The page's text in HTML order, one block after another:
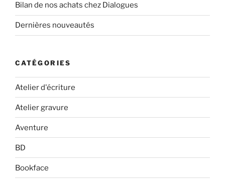
Bilan de nos achats chez Dialogues
Dernières nouveautés
CATÉGORIES
Atelier d'écriture
Atelier gravure
Aventure
BD
Bookface